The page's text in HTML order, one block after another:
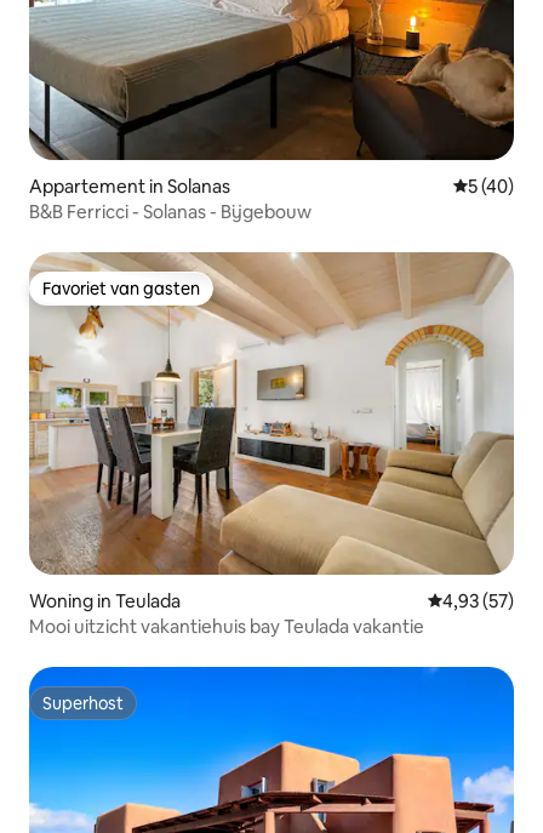
Appartement in Solanas
5 (40)
B&B Ferricci - Solanas - Bijgebouw
Favoriet van gasten
Favoriet van gasten
Woning in Teulada Gemiddelde
4,93 (57)
Mooi uitzicht vakantiehuis bay Teulada vakantie
Superhost
Superhost